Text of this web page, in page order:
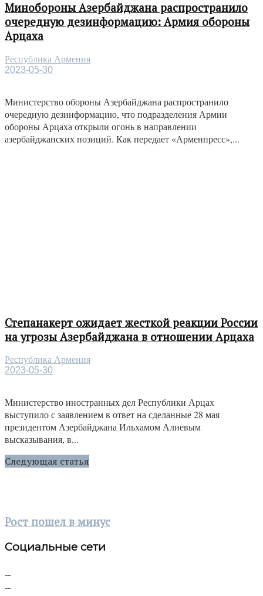
Минобороны Азербайджана распространило
очередную дезинформацию: Армия обороны
Арцаха
Республика Армения
2023-05-30
Министерство обороны Азербайджана распространило
очередную дезинформацию, что подразделения Армии
обороны Арцаха открыли огонь в направлении
азербайджанских позиций. Как передает «Арменпресс»,...
Степанакерт ожидает жесткой реакции России
на угрозы Азербайджана в отношении Арцаха
Республика Армения
2023-05-30
Министерство иностранных дел Республики Арцах
выступило с заявлением в ответ на сделанные 28 мая
президентом Азербайджана Ильхамом Алиевым
высказывания, в...
Следующая статья
Рост пошел в минус
Социальные сети